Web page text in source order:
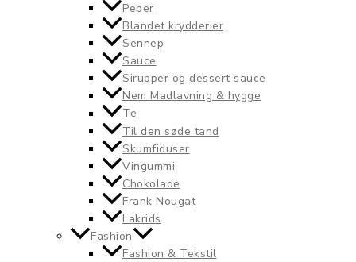
Peber
Blandet krydderier
Sennep
Sauce
Sirupper og dessert sauce
Nem Madlavning & hygge
Te
Til den søde tand
Skumfiduser
Vingummi
Chokolade
Frank Nougat
Lakrids
Fashion
Fashion & Tekstil